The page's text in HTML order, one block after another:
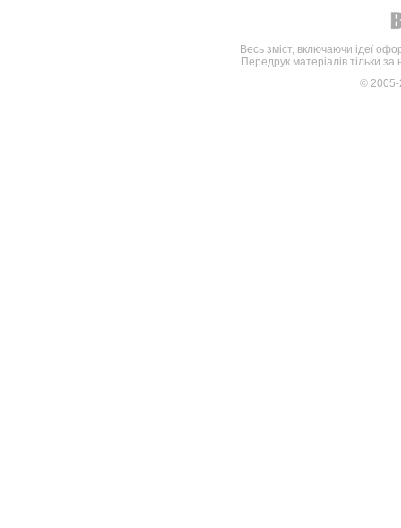
Весь зміст, включаючи ідеї
Передрук матеріалів тільки
©